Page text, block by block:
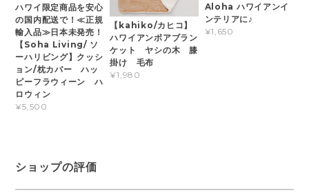
ハワイ限定商品を安心
の国内配送で！≪正規
輸入品≫日本未発売！
【Soha Living/ ソ
ーハリビング】クッシ
ョン/枕カバー ハッ
ピーフラウィーン ハ
ロウィン
¥5,500
【kahiko/カヒコ】
ハワイアンボアブラン
ケット ヤシの木 膝
掛け 毛布
¥1,980
Aloha ハワイアンイ
ンテリアに♪
¥1,650
ショップの評価